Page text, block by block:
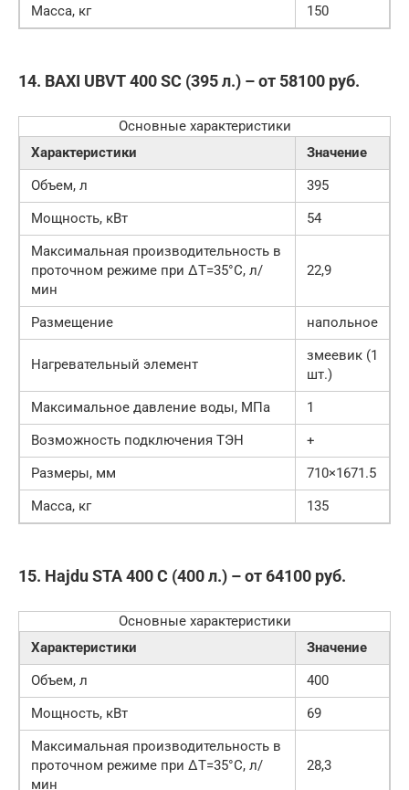
Масса, кг
150
14. BAXI UBVT 400 SC (395 л.) – от 58100 руб.
Основные характеристики
Характеристики
Значение
Объем, л
395
Мощность, кВт
54
Максимальная производительность в
проточном режиме при ΔT=35°С, л/
мин
22,9
Размещение напольное
Нагревательный элемент
змеевик (1
шт.)
Максимальное давление воды, МПа
1
Возможность подключения ТЭН
+
Размеры, мм
710×1671.5
Масса, кг
135
15. Hajdu STA 400 C (400 л.) – от 64100 руб.
Основные характеристики
Характеристики
Значение
Объем, л
400
Мощность, кВт
69
Максимальная производительность в
проточном режиме при ΔT=35°С, л/
мин
28,3